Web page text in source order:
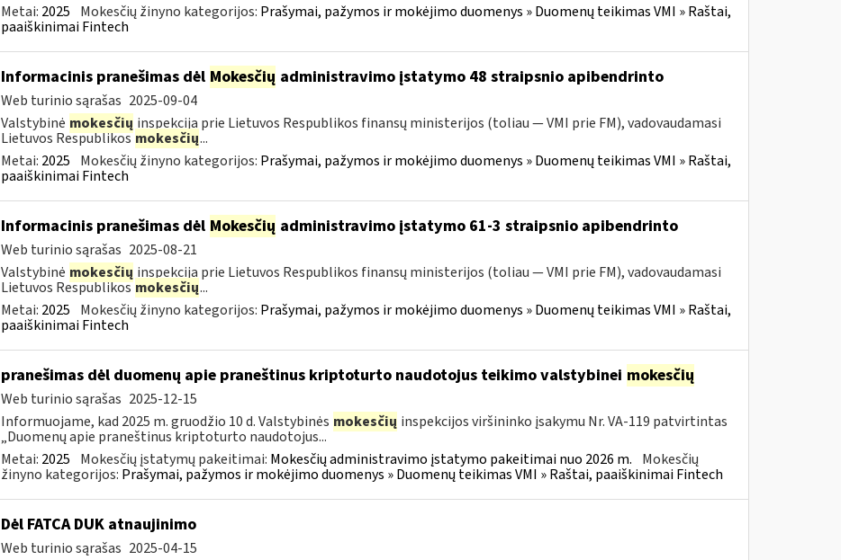
Metai: 2025 Mokesčių žinyno kategorijos: Prašymai, pažymos ir mokėjimo duomenys » Duomenų teikimas VMI » Raštai,
paaiškinimai Fintech
Informacinis pranešimas dėl Mokesčių administravimo įstatymo 48 straipsnio apibendrinto
Web turinio sąrašas 2025-09-04
Valstybinė mokesčių inspekcija prie Lietuvos Respublikos finansų ministerijos (toliau — VMI prie FM), vadovaudamasi
Lietuvos Respublikosmokesčių...
Metai: 2025 Mokesčių žinyno kategorijos: Prašymai, pažymos ir mokėjimo duomenys » Duomenų teikimas VMI » Raštai,
paaiškinimai Fintech
Informacinis pranešimas dėl Mokesčių administravimo įstatymo 61-3 straipsnio apibendrinto
Web turinio sąrašas 2025-08-21
Valstybinė mokesčių inspekcija prie Lietuvos Respublikos finansų ministerijos (toliau — VMI prie FM), vadovaudamasi
Lietuvos Respublikosmokesčių...
Metai: 2025 Mokesčių žinyno kategorijos: Prašymai, pažymos ir mokėjimo duomenys » Duomenų teikimas VMI » Raštai,
paaiškinimai Fintech
pranešimas dėl duomenų apie praneštinus kriptoturto naudotojus teikimo valstybinei mokesčių
Web turinio sąrašas 2025-12-15
Informuojame, kad 2025 m. gruodžio 10 d. Valstybinės mokesčių inspekcijos viršininko įsakymu Nr. VA-119 patvirtintas
„Duomenų apie praneštinus kriptoturto naudotojus...
Metai: 2025 Mokesčių įstatymų pakeitimai: Mokesčių administravimo įstatymo pakeitimai nuo 2026 m. Mokesčių
žinyno kategorijos: Prašymai, pažymos ir mokėjimo duomenys » Duomenų teikimas VMI » Raštai, paaiškinimai Fintech
Dėl FATCA DUK atnaujinimo
Web turinio sąrašas 2025-04-15